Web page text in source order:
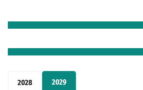
2028 2029